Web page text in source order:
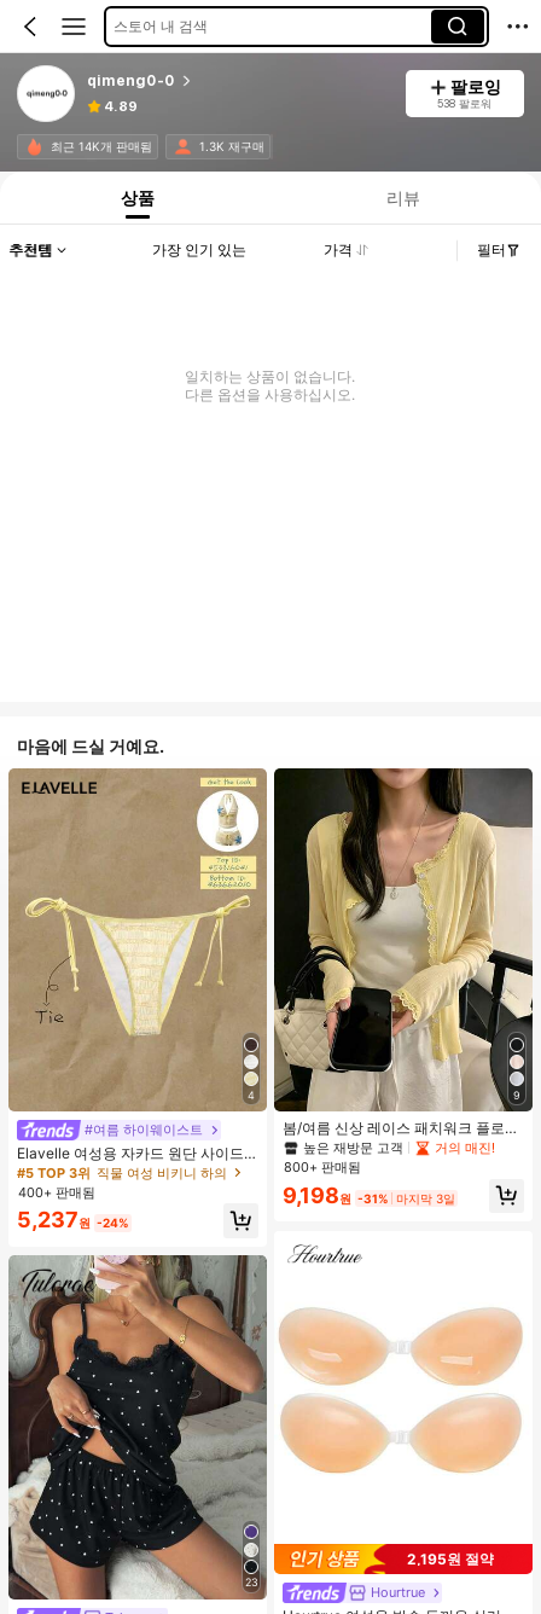
스토어 내 검색
qimeng0-0
4.89
팔로잉
538 팔로워
최근 14K개 판매됨 1.3K 재구매
상품 리뷰
추천템 가장 인기 있는 가격 필터
일치하는 상품이 없습니다.
다른 옵션을 사용하십시오.
마음에 드실 거예요.
4
#여름 하이웨이스트
Elavelle 여성용 자카드 원단 사이드
타이 비키니 하의, 봄/여름
#5 TOP 3위 직물 여성 비키니 하의
400+ 판매됨
5,237원 -24%
23
9
봄/여름 신상 레이스 패치워크 플로럴
트림 소프트 니트 가디건 경량 재킷 탑
여성용, 코티지코어 옐로우
높은 재방문 고객
거의 매진!
800+ 판매됨
9,198원 -31% 마지막 3일
2,195원 절약
Hourtrue